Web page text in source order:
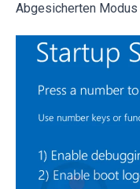
Abgesicherten